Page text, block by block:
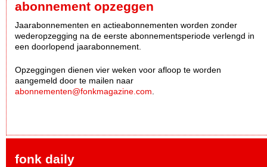
abonnement opzeggen
Jaarabonnementen en actieabonnementen worden zonder
wederopzegging na de eerste abonnementsperiode verlengd in
een doorlopend jaarabonnement.
Opzeggingen dienen vier weken voor afloop te worden
aangemeld door te mailen naar
abonnementen@fonkmagazine.com.
fonk daily